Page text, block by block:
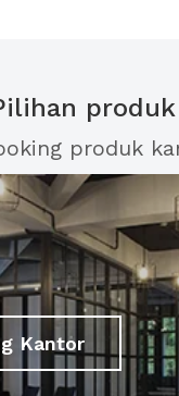
produk
Kantor